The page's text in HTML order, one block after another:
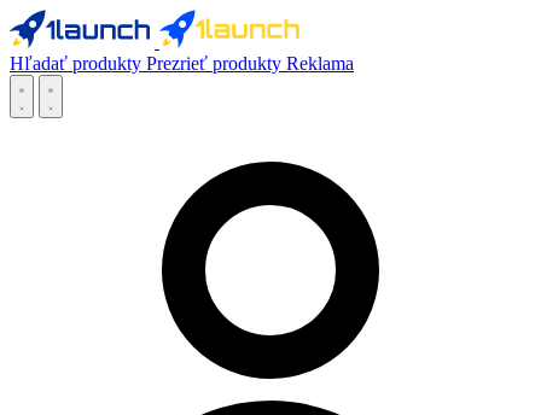
Hľadať produkty Prezrieť produkty Reklama